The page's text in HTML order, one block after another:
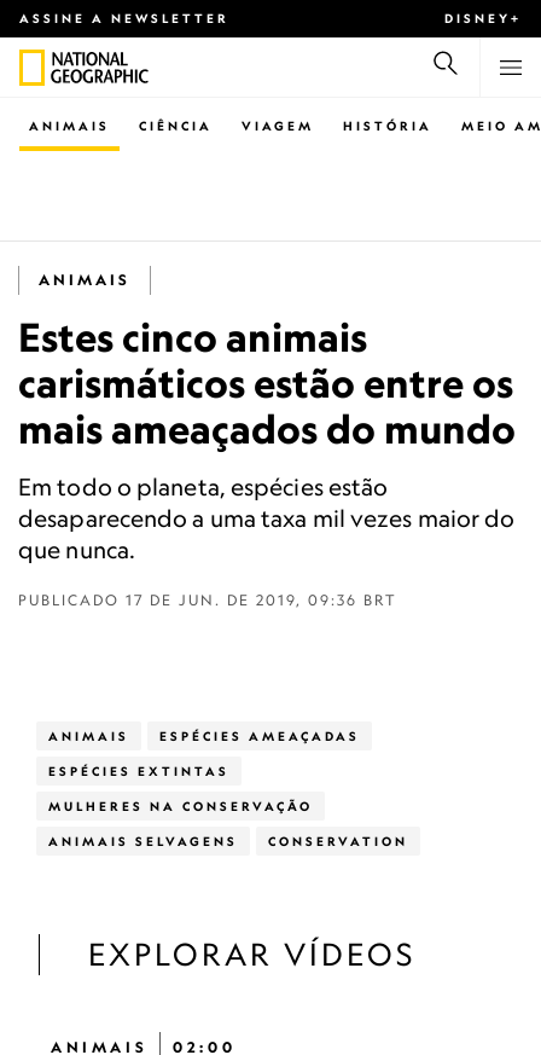
ASSINE A NEWSLETTER DISNEY+
CIÊNCIA VIAGEM
ANIMAIS HISTÓRIA MEIO
ANIMAIS
Estes cinco animais
carismáticos estão entre os
mais ameaçados do mundo
Em todo o planeta, espécies estão
desaparecendo a uma taxa mil vezes maior do
que nunca.
PUBLICADO 17 DE JUN. DE 2019, 09:36 BRT
ANIMAIS ESPÉCIES AMEAÇADAS
ESPÉCIES EXTINTAS
MULHERES NA CONSERVAÇÃO
ANIMAIS SELVAGENS CONSERVATION
EXPLORAR VÍDEOS
ANIMAIS 02:00